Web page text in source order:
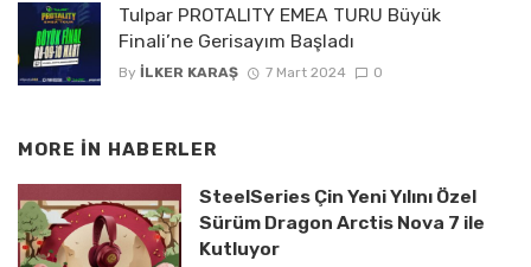
Tulpar PROTALITY EMEA TURU Büyük
Finali’ne Gerisayım Başladı
By İLKER KARAŞ 7 Mart 2024 0
MORE IN HABERLER
SteelSeries Çin Yeni Yılını Özel
Sürüm Dragon Arctis Nova 7 ile
Kutluyor